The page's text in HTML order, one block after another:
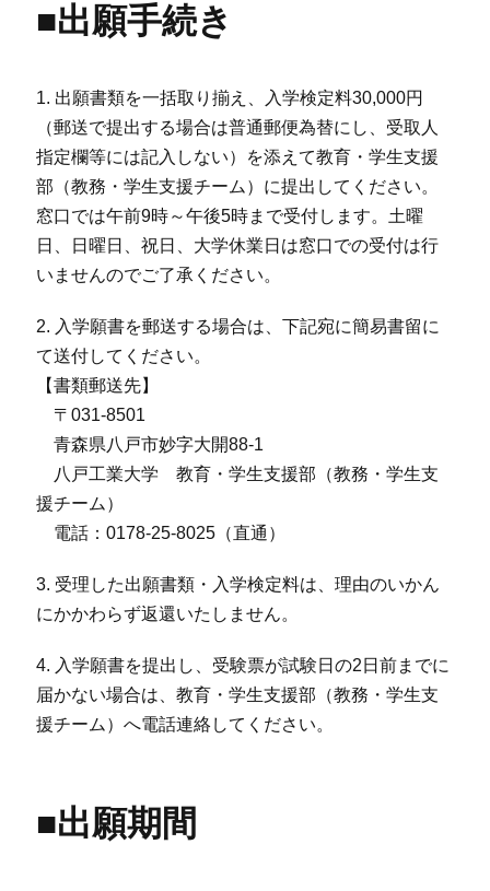
■出願手続き
1. 出願書類を一括取り揃え、入学検定料30,000円
（郵送で提出する場合は普通郵便為替にし、受取人
指定欄等には記入しない）を添えて教育・学生支援
部（教務・学生支援チーム）に提出してください。
窓口では午前9時～午後5時まで受付します。土曜
日、日曜日、祝日、大学休業日は窓口での受付は行
いませんのでご了承ください。
2. 入学願書を郵送する場合は、下記宛に簡易書留に
て送付してください。
【書類郵送先】
〒031-8501
青森県八戸市妙字大開88-1
八戸工業大学 教育・学生支援部（教務・学生支
援チーム）
電話：0178-25-8025（直通）
3. 受理した出願書類・入学検定料は、理由のいかん
にかかわらず返還いたしません。
4. 入学願書を提出し、受験票が試験日の2日前までに
届かない場合は、教育・学生支援部（教務・学生支
援チーム）へ電話連絡してください。
■出願期間